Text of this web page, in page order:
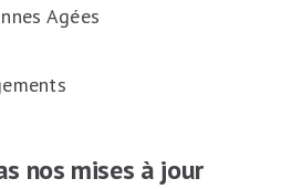
Agées
nos mises à jour